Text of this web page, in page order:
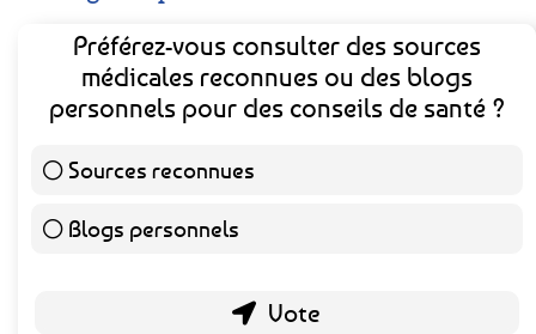
Préférez-vous consulter des sources
médicales reconnues ou des blogs
personnels pour des conseils de santé ?
Sources reconnues
Blogs personnels